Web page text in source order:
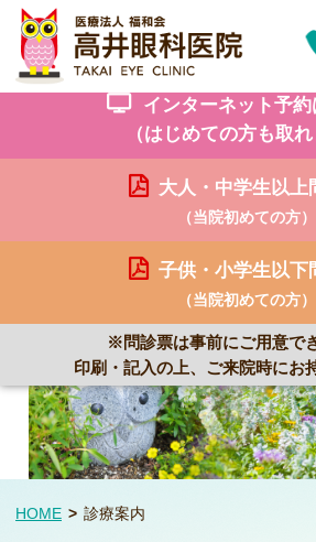
インターネット予約
（はじめての方も取れ
大人・中学生以上
（当院初めての方）
子供・小学生以下
（当院初めての方）
※問診票は事前にご用意で
印刷・記入の上、ご来院時にお
HOME 診療案内